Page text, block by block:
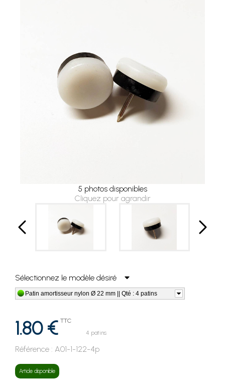
5 photos disponibles
Cliquez pour agrandir
Sélectionnez le modèle désiré
Patin amortisseur nylon Ø 22 mm || Qté : 4 patins
1.80 € TTC
4 patins
Référence : A01-1-122-4p
Article disponible